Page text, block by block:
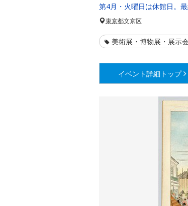
第4月・火曜日は休館日。
東京都文京区
美術展・博物展・展示会
イベント詳細 トップ